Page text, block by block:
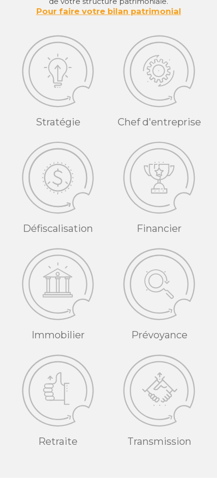
Pour faire votre bilan patrimonial
Stratégie Chef d'entreprise
Défiscalisation Financier
Immobilier Prévoyance
Retraite Transmission